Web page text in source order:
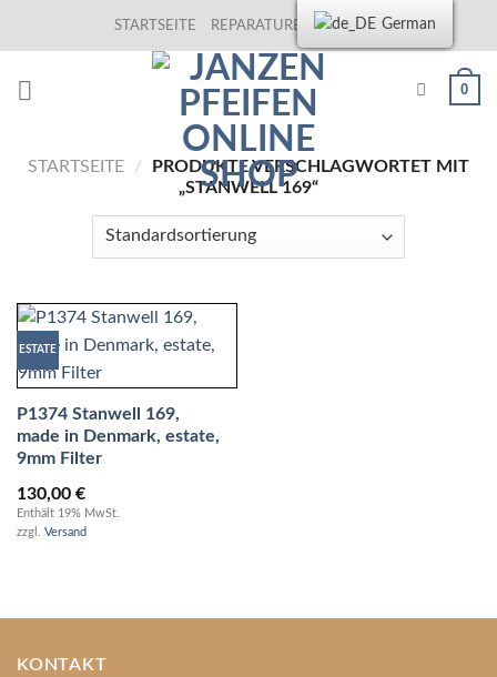
STARTSEITE REPARATUREN KONTAKT
0
STARTSEITE /
PRODUKTE VERSCHLAGWORTET MIT
„STANWELL 169“
ESTATE
P1374 Stanwell 169,
made in Denmark, estate,
9mm Filter
130,00 €
Enthält 19% MwSt.
zzgl. Versand
KONTAKT
German